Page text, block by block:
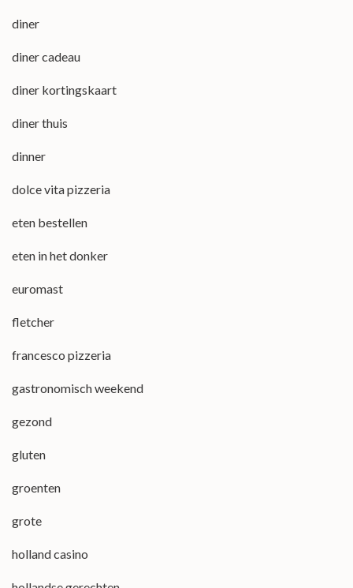
diner
diner cadeau
diner kortingskaart
diner thuis
dinner
dolce vita pizzeria
eten bestellen
eten in het donker
euromast
fletcher
francesco pizzeria
gastronomisch weekend
gezond
gluten
groenten
grote
holland casino